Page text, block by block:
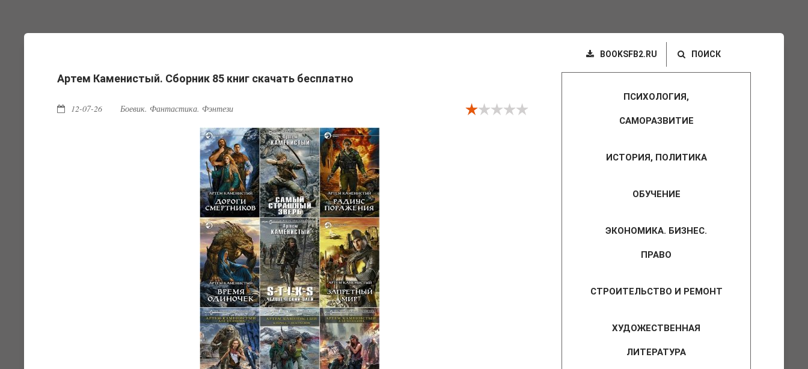
BOOKSFB2.RU ПОИСК
Артем Каменистый. Сборник 85 книг скачать бесплатно
12-07-26 Боевик. Фантастика. Фэнтези
ПСИХОЛОГИЯ,
САМОРАЗВИТИЕ
ИСТОРИЯ, ПОЛИТИКА
ОБУЧЕНИЕ
ЭКОНОМИКА. БИЗНЕС.
ПРАВО
СТРОИТЕЛЬСТВО И РЕМОНТ
ХУДОЖЕСТВЕННАЯ
ЛИТЕРАТУРА